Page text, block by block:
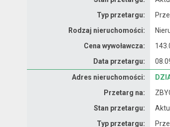
Typ przetargu:
Rodzaj nieruchomości:
Cena wywoławcza:
Data przetargu:
Adres nieruchomości:
Przetarg na:
Stan przetargu:
Typ przetargu: